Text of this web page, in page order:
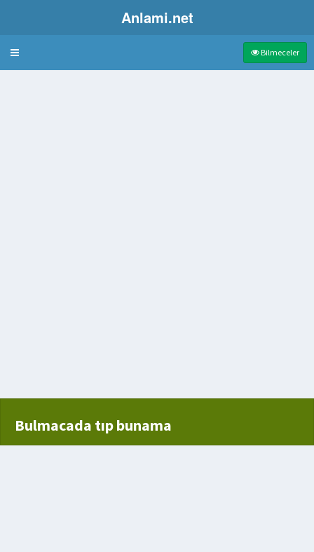
Anlami.net
Bulmaca Bilmeceler
Bulmacada tıp bunama